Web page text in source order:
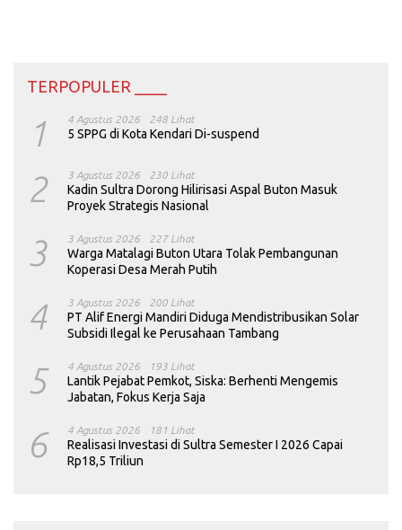
TERPOPULER ____
1 4 Agustus 2026 248 Lihat
5 SPPG di Kota Kendari Di-suspend
2 3 Agustus 2026 230 Lihat
Kadin Sultra Dorong Hilirisasi Aspal Buton Masuk
Proyek Strategis Nasional
3 3 Agustus 2026 227 Lihat
Warga Matalagi Buton Utara Tolak Pembangunan
Koperasi Desa Merah Putih
4 3 Agustus 2026 200 Lihat
PT Alif Energi Mandiri Diduga Mendistribusikan Solar
Subsidi Ilegal ke Perusahaan Tambang
5 4 Agustus 2026 193 Lihat
Lantik Pejabat Pemkot, Siska: Berhenti Mengemis
Jabatan, Fokus Kerja Saja
6 4 Agustus 2026 181 Lihat
Realisasi Investasi di Sultra Semester I 2026 Capai
Rp18,5 Triliun